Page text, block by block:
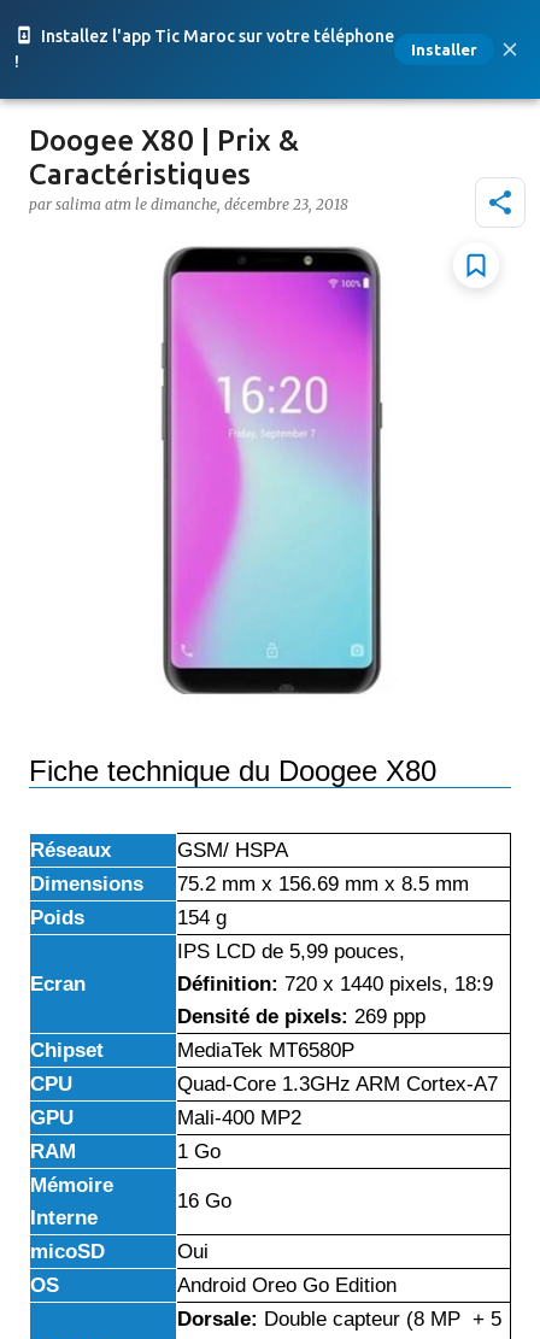
Installez l'app Tic Maroc sur votre téléphone
!
Installer
Accéder au contenu principal
Doogee X80 | Prix &
Caractéristiques
par salima atm le dimanche, décembre 23, 2018
Fiche technique du Doogee X80
Réseaux
GSM/ HSPA
Dimensions
75.2 mm x 156.69 mm x 8.5 mm
Poids
154 g
Ecran
IPS LCD de 5,99 pouces,
Définition: 720 x 1440 pixels, 18:9
Densité de pixels: 269 ppp
Chipset
MediaTek MT6580P
CPU
Quad-Core 1.3GHz ARM Cortex-A7
GPU
Mali-400 MP2
RAM
1 Go
Mémoire
Interne
16 Go
micoSD
Oui
OS
Android Oreo Go Edition
Dorsale: Double capteur (8 MP + 5